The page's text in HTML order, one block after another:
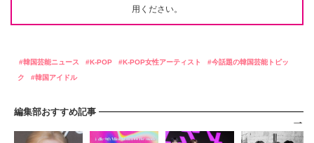
用ください。
韓国芸能ニュース K-POP K-POP女性アーティスト
今話題の韓国芸能トピッ
ク
韓国アイドル
編集部おすすめ記事